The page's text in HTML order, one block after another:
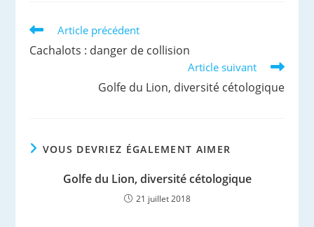
Read
articles
Article précédent
Cachalots : danger de collision
Article suivant
Golfe du Lion, diversité cétologique
VOUS DEVRIEZ ÉGALEMENT AIMER
Golfe du Lion, diversité cétologique
21 juillet 2018